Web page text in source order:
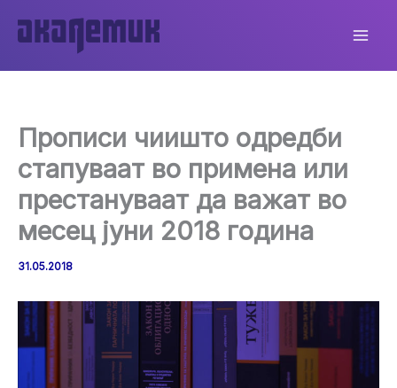
content
Прописи чиишто одредби
стапуваат во примена или
престануваат да важат во
месец јуни 2018 година
31.05.2018